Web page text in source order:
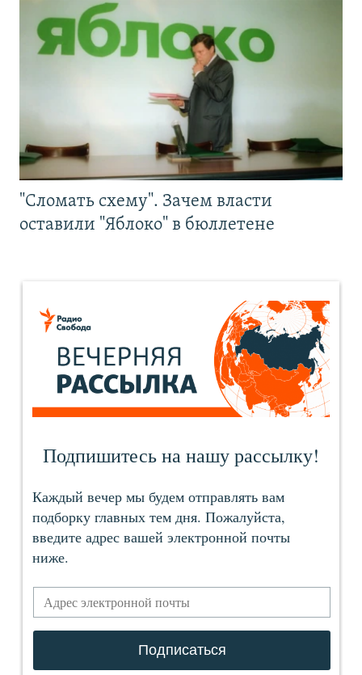
"Сломать схему". Зачем власти
оставили "Яблоко" в бюллетене